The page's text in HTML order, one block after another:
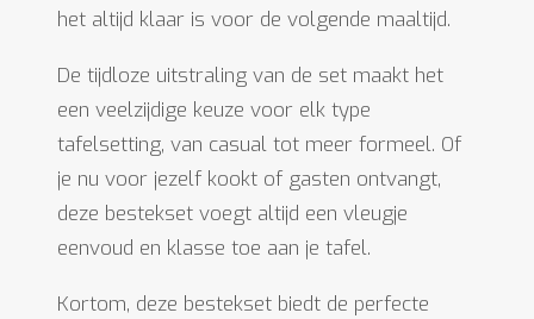
het altijd klaar is voor de volgende maaltijd.
De tijdloze uitstraling van de set maakt het
een veelzijdige keuze voor elk type
tafelsetting, van casual tot meer formeel. Of
je nu voor jezelf kookt of gasten ontvangt,
deze bestekset voegt altijd een vleugje
eenvoud en klasse toe aan je tafel.
Kortom, deze bestekset biedt de perfecte